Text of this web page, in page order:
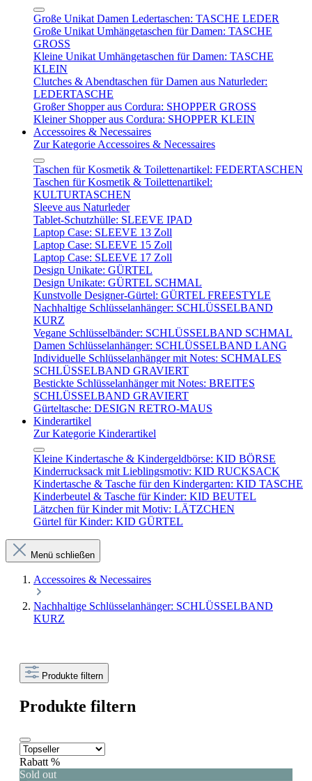
Große Unikat Damen Ledertaschen: TASCHE LEDER
Große Unikat Umhängetaschen für Damen: TASCHE
GROSS
Kleine Unikat Umhängetaschen für Damen: TASCHE
KLEIN
Clutches & Abendtaschen für Damen aus Naturleder:
LEDERTASCHE
Großer Shopper aus Cordura: SHOPPER GROSS
Kleiner Shopper aus Cordura: SHOPPER KLEIN
Accessoires & Necessaires
Zur Kategorie Accessoires & Necessaires
Taschen für Kosmetik & Toilettenartikel: FEDERTASCHEN
Taschen für Kosmetik & Toilettenartikel:
KULTURTASCHEN
Sleeve aus Naturleder
Tablet-Schutzhülle: SLEEVE IPAD
Laptop Case: SLEEVE 13 Zoll
Laptop Case: SLEEVE 15 Zoll
Laptop Case: SLEEVE 17 Zoll
Design Unikate: GÜRTEL
Design Unikate: GÜRTEL SCHMAL
Kunstvolle Designer-Gürtel: GÜRTEL FREESTYLE
Nachhaltige Schlüsselanhänger: SCHLÜSSELBAND
KURZ
Vegane Schlüsselbänder: SCHLÜSSELBAND SCHMAL
Damen Schlüsselanhänger: SCHLÜSSELBAND LANG
Individuelle Schlüsselanhänger mit Notes: SCHMALES
SCHLÜSSELBAND GRAVIERT
Bestickte Schlüsselanhänger mit Notes: BREITES
SCHLÜSSELBAND GRAVIERT
Gürteltasche: DESIGN RETRO-MAUS
Kinderartikel
Zur Kategorie Kinderartikel
Kleine Kindertasche & Kindergeldbörse: KID BÖRSE
Kinderrucksack mit Lieblingsmotiv: KID RUCKSACK
Kindertasche & Tasche für den Kindergarten: KID TASCHE
Kinderbeutel & Tasche für Kinder: KID BEUTEL
Lätzchen für Kinder mit Motiv: LÄTZCHEN
Gürtel für Kinder: KID GÜRTEL
Menü schließen
Accessoires & Necessaires
Nachhaltige Schlüsselanhänger: SCHLÜSSELBAND
KURZ
Produkte filtern
Produkte filtern
Rabatt %
Sold out